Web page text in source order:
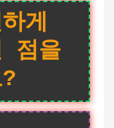
게
점을